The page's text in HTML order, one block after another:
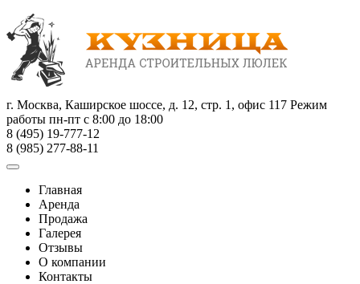
г. Москва, Каширское шоссе, д. 12, стр. 1, офис 117 Режим
работы пн-пт с 8:00 до 18:00
8 (495) 19-777-12
8 (985) 277-88-11
Главная
Аренда
Продажа
Галерея
Отзывы
О компании
Контакты